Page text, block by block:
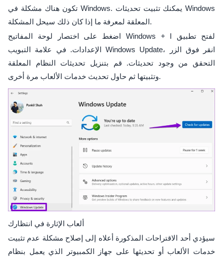
تكون هناك مشكلة في Windows. يمكنك تثبيت تحديثات Windows
المعلقة لمعرفة ما إذا كان ذلك سيحل المشكلة.
اضغط على اختصار لوحة المفاتيح Windows + I لفتح تطبيق
الإعدادات. في علامة التبويب Windows Update، انقر فوق الزر
التحقق من وجود تحديثات. قم بتنزيل تحديثات النظام المعلقة
وتثبيتها ثم حاول تحديث خدمات الألعاب مرة أخرى.
ألعاب الإثارة في انتظارك
سيؤدي أحد الاقتراحات المذكورة أعلاه إلى إصلاح مشكلة عدم تثبيت
خدمات الألعاب أو تحديثها على جهاز الكمبيوتر الذي يعمل بنظام